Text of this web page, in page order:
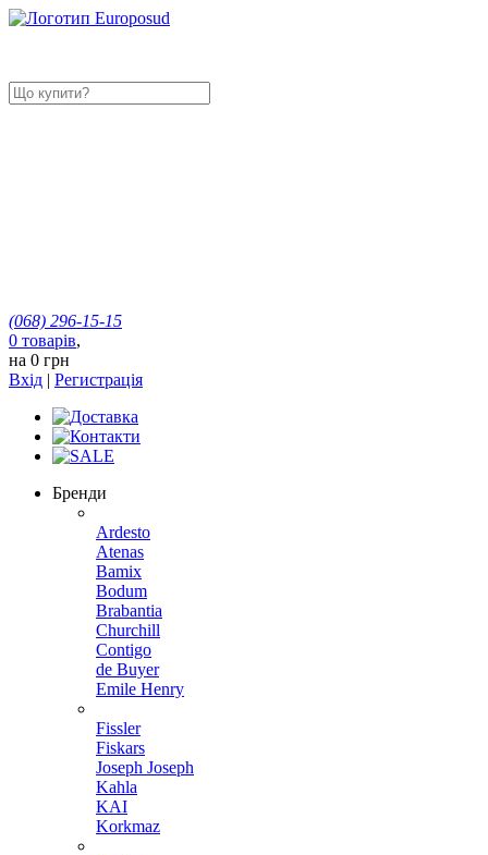
(068) 296-15-15
0 товарів,
на 0 грн
Вхід | Регистрація
Бренди
Ardesto
Atenas
Bamix
Bodum
Brabantia
Churchill
Contigo
de Buyer
Emile Henry
Fissler
Fiskars
Joseph Joseph
Kahla
KAI
Korkmaz